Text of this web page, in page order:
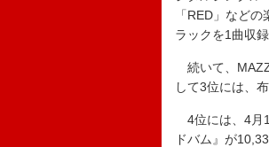
「RED」など
ラックを1曲収
続いて、
して3位には、
4位には、4月
ドバム』が